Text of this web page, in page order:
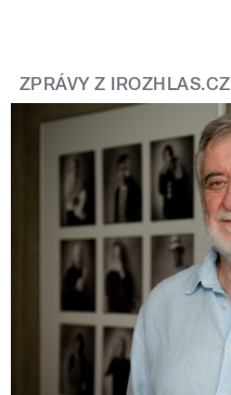
ZPRÁVY Z IROZHLAS.CZ